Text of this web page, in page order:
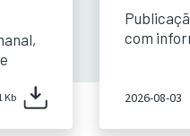
Kb
com
2026-08-03